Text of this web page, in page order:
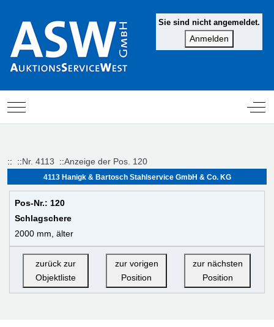
Sie sind nicht angemeldet.
Mobile Menu Toggle Off-
:: ::Nr. 4113 ::Anzeige der Pos. 120
4113 Hanigk & Bartosch Stahlservice GmbH & Co. KG
Pos-Nr.: 120
Schlagschere
2000 mm, älter
zurück zur
Objektliste
zur vorigen
Position
zur nächsten
Position